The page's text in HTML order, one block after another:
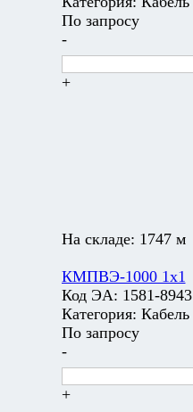
По запросу
-
+
На складе: 1747 м
КМПВЭ-1000 1х1
Код ЭА: 1581-8943
Категория: Кабель
По запросу
-
+